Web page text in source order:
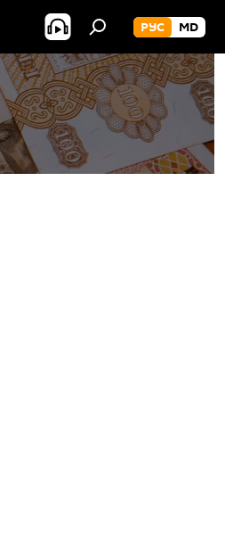
РУС MD